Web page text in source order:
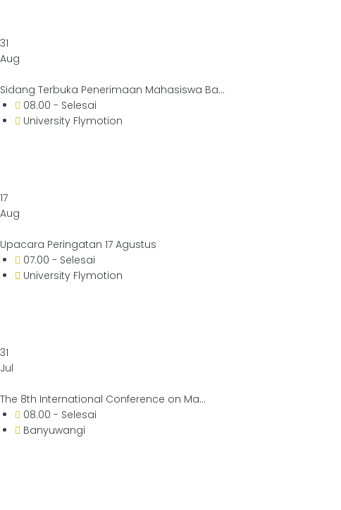
31
Aug
Sidang Terbuka Penerimaan Mahasiswa Ba...
08.00 - Selesai
University Flymotion
17
Aug
Upacara Peringatan 17 Agustus
07.00 - Selesai
University Flymotion
31
Jul
The 8th International Conference on Ma...
08.00 - Selesai
Banyuwangi